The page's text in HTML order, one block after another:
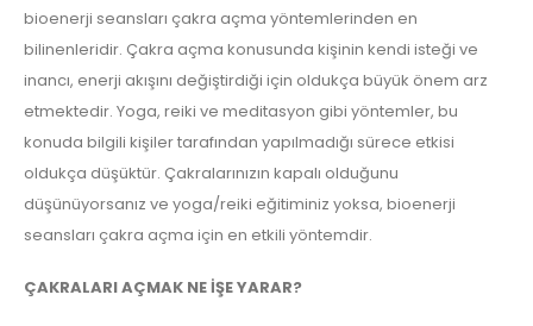
bioenerji seansları çakra açma yöntemlerinden en
bilinenleridir. Çakra açma konusunda kişinin kendi isteği ve
inancı, enerji akışını değiştirdiği için oldukça büyük önem arz
etmektedir. Yoga, reiki ve meditasyon gibi yöntemler, bu
konuda bilgili kişiler tarafından yapılmadığı sürece etkisi
oldukça düşüktür. Çakralarınızın kapalı olduğunu
düşünüyorsanız ve yoga/reiki eğitiminiz yoksa, bioenerji
seansları çakra açma için en etkili yöntemdir.
ÇAKRALARI AÇMAK NE İŞE YARAR?